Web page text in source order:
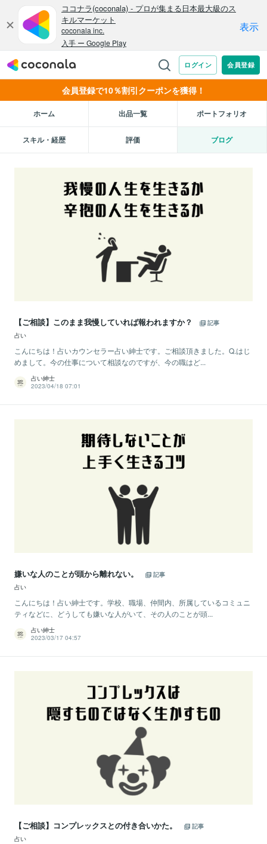
会員登録で10％割引クーポンを獲得！
ホーム 出品一覧 ポートフォリオ
スキル・経歴 評価 ブログ
【ご相談】このまま我慢していれば報われますか？
記事
占い
こんにちは！占いカウンセラー占い紳士です。ご相談頂きました。Q.はじ
めまして。今の仕事について相談なのですが、今の職はど...
占い紳士
2023/04/18 07:01
嫌いな人のことが頭から離れない。
記事
占い
こんにちは！占い紳士です。学校、職場、仲間内、所属しているコミュニ
ティなどに、どうしても嫌いな人がいて、その人のことが頭...
占い紳士
2023/03/17 04:57
【ご相談】コンプレックスとの付き合いかた。
記事
占い